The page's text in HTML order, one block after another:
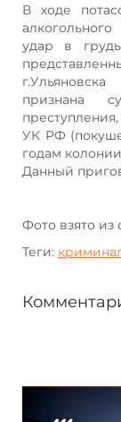
В ходе
удар в
признана
УК РФ
годам
Данный
Фото взято из
Теги: